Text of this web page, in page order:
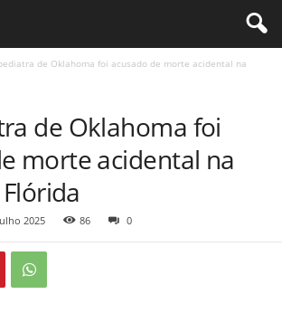
de Oklahoma foi acusado de morte acidental na
de Oklahoma foi
morte acidental na
2025 86 0